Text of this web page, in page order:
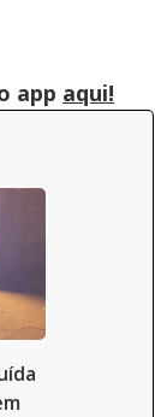
app aqui!